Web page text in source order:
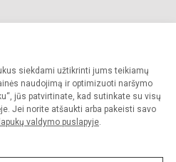
siekdami užtikrinti jums teikiamų
naudojimą ir optimizuoti naršymo
jūs patvirtinate, kad sutinkate su visų
Jei norite atšaukti arba pakeisti savo
valdymo puslapyje.
Visos teisės saugomos.
sutikimo griežtai draudžiama.